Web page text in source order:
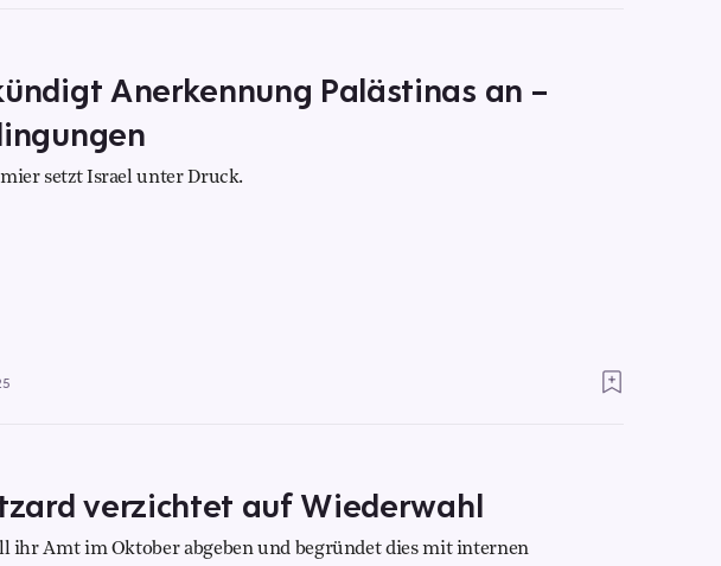
Anerkennung Palästinas an –
setzt Israel unter Druck.
verzichtet auf Wiederwahl
ihr Amt im Oktober abgeben und begründet dies mit internen